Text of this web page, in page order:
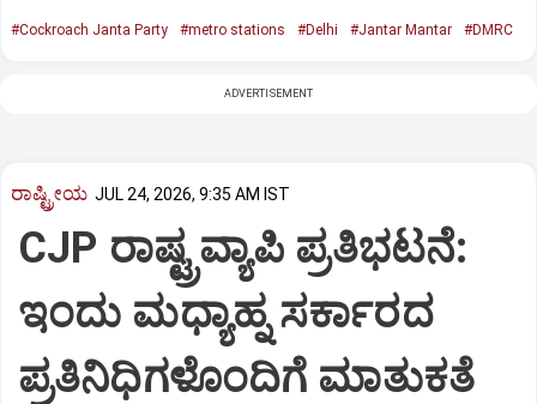
#Cockroach Janta Party #metro stations #Delhi #Jantar Mantar #DMRC
ADVERTISEMENT
ರಾಷ್ಟ್ರೀಯ JUL 24, 2026, 9:35 AM IST
CJP ರಾಷ್ಟ್ರವ್ಯಾಪಿ ಪ್ರತಿಭಟನೆ:
ಇಂದು ಮಧ್ಯಾಹ್ನ ಸರ್ಕಾರದ
ಪ್ರತಿನಿಧಿಗಳೊಂದಿಗೆ ಮಾತುಕತೆ